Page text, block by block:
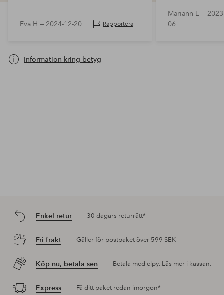
Eva H — 2024-12-20 Rapportera
Mariann E —
06
Information kring betyg
Enkel retur 30 dagars returrätt*
Fri frakt Gäller för postpaket över 599 SEK
Köp nu, betala sen Betala med elpy. Läs mer i kassan.
Express Få ditt paket redan imorgon*